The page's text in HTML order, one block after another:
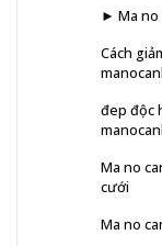
► Ma no
Cách
đep độc
Ma no
cưới
Ma no